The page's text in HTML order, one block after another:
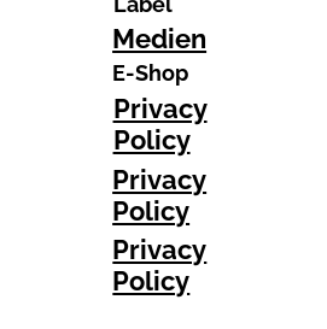
Medien
E-Shop
Privacy
Policy
Privacy
Policy
Privacy
Policy